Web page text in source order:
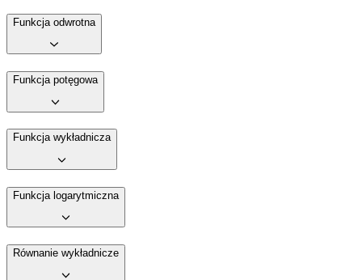
Funkcja odwrotna
Funkcja potęgowa
Funkcja wykładnicza
Funkcja logarytmiczna
Równanie wykładnicze